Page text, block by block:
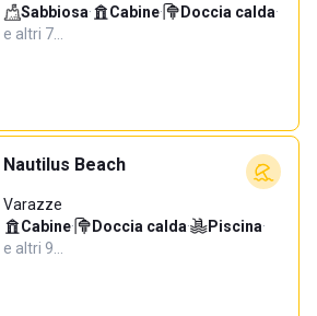
Sabbiosa· Cabine· Doccia calda·
e altri 7…
Nautilus Beach
Varazze
Cabine· Doccia calda· Piscina·
e altri 9…